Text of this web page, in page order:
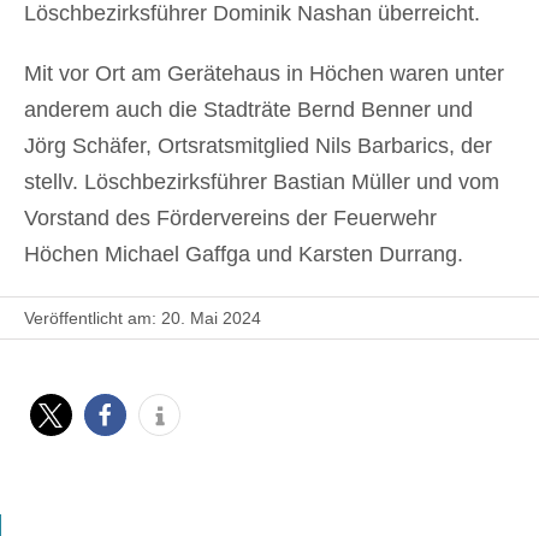
Löschbezirksführer Dominik Nashan überreicht.
Mit vor Ort am Gerätehaus in Höchen waren unter
anderem auch die Stadträte Bernd Benner und
Jörg Schäfer, Ortsratsmitglied Nils Barbarics, der
stellv. Löschbezirksführer Bastian Müller und vom
Vorstand des Fördervereins der Feuerwehr
Höchen Michael Gaffga und Karsten Durrang.
Veröffentlicht am: 20. Mai 2024